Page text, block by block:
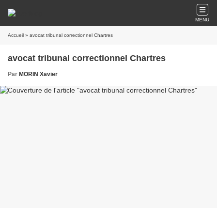
MENU
Accueil » avocat tribunal correctionnel Chartres
avocat tribunal correctionnel Chartres
Par MORIN Xavier